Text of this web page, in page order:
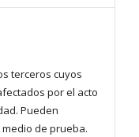
terceros cuyos
por el acto
Pueden
de prueba.